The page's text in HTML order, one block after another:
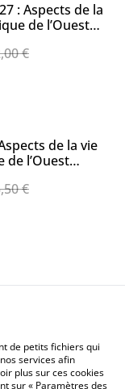
: Aspects de la
de l’Ouest
directoriale :
€
de la vie
de l’Ouest
directoriale :
€
Générales
de petits fichiers qui
services afin
plus sur ces cookies
sur « Paramètres des